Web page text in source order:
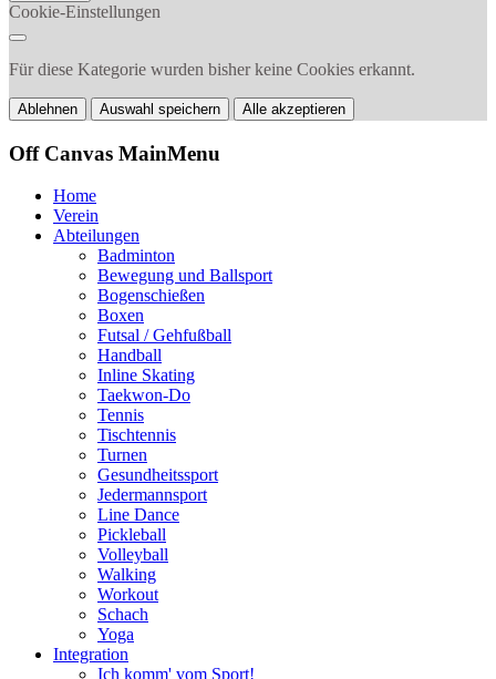
Cookie-Einstellungen
Für diese Kategorie wurden bisher keine Cookies erkannt.
Ablehnen Auswahl speichern Alle akzeptieren
Off Canvas MainMenu
Home
Verein
Abteilungen
Badminton
Bewegung und Ballsport
Bogenschießen
Boxen
Futsal / Gehfußball
Handball
Inline Skating
Taekwon-Do
Tennis
Tischtennis
Turnen
Gesundheitssport
Jedermannsport
Line Dance
Pickleball
Volleyball
Walking
Workout
Schach
Yoga
Integration
Ich komm' vom Sport!